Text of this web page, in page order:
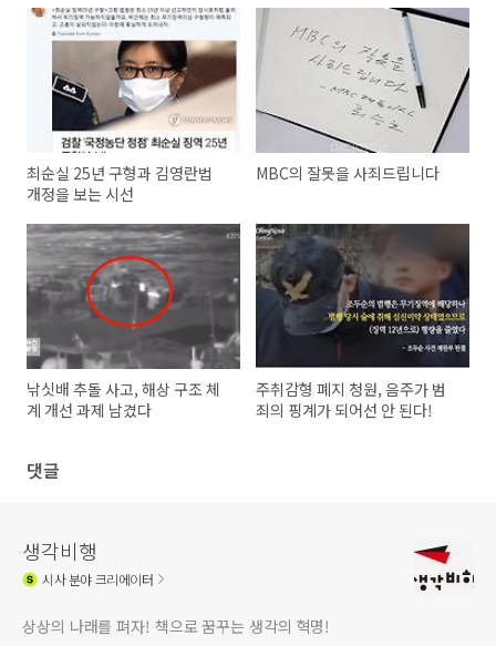
최순실 25년 구형과 김영란법
개정을 보는 시선
MBC의 잘못을 사죄드립니다
낚싯배 추돌 사고, 해상 구조 체
계 개선 과제 남겼다
주취감형 폐지 청원, 음주가 범
죄의 핑계가 되어선 안 된다!
댓글
생각비행
시사분야 크리에이터
상상의 나래를 펴자! 책으로 꿈꾸는 생각의 혁명!